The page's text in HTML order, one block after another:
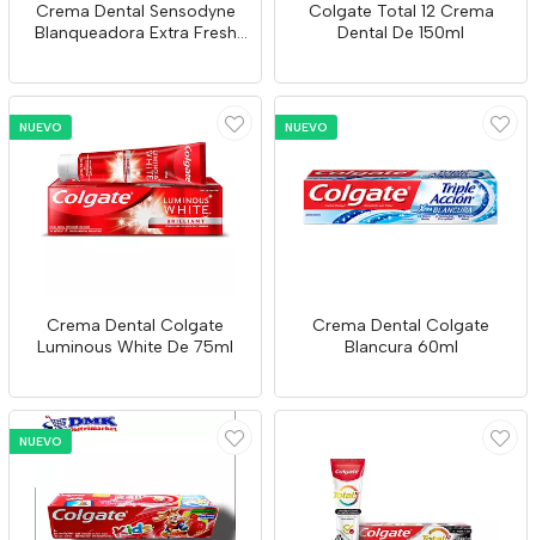
Crema Dental Sensodyne
Blanqueadora Extra Fresh
Colgate Total 12 Crema
Dental De 150ml
NUEVO
Crema Dental Colgate
Luminous White De 75ml
NUEVO
Crema Dental Colgate
Blancura 60ml
NUEVO